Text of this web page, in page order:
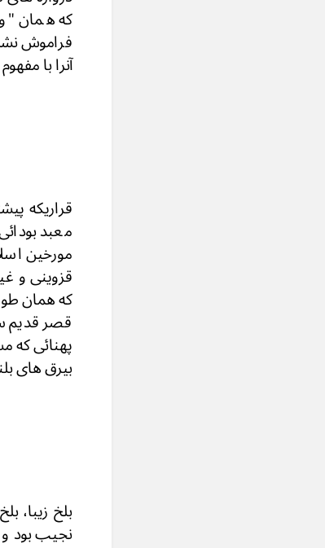
که همان
فراموش
آنرا با
قراریکه
معبد
مورخین
قزوینی و
که همان
قصر قدیم
پهنائی که
بیرق های
بلخ زیبا،
نجیب بود